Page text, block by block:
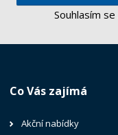
Souhlasím se
Co Vás zajímá
Akční nabídky